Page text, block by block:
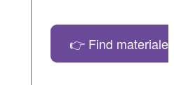
👉 Find